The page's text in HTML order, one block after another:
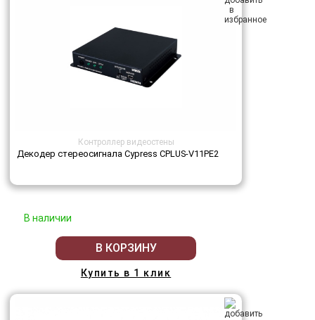
Контроллер видеостены
Декодер стереосигнала Cypress CPLUS-V11PE2
В наличии
В КОРЗИНУ
Купить в 1 клик